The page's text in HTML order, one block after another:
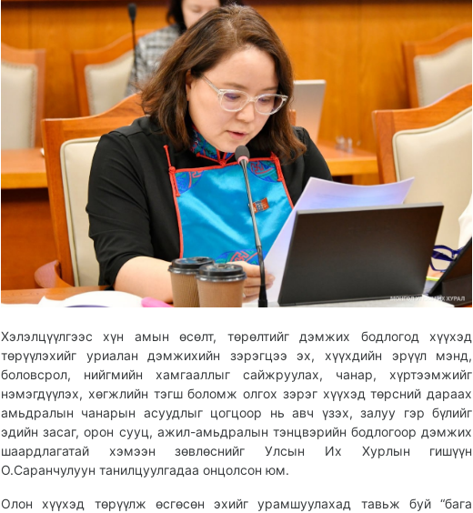
Хэлэлцүүлгээс хүн амын өсөлт, төрөлтийг дэмжих бодлогод хүүхэд
төрүүлэхийг уриалан дэмжихийн зэрэгцээ эх, хүүхдийн эрүүл мэнд,
боловсрол, нийгмийн хамгааллыг сайжруулах, чанар, хүртээмжийг
нэмэгдүүлэх, хөгжлийн тэгш боломж олгох зэрэг хүүхэд төрсний дараах
амьдралын чанарын асуудлыг цогцоор нь авч үзэх, залуу гэр бүлийг
эдийн засаг, орон сууц, ажил-амьдралын тэнцвэрийн бодлогоор дэмжих
шаардлагатай хэмээн зөвлөснийг Улсын Их Хурлын гишүүн
О.Саранчулуун танилцуулгадаа онцолсон юм.
Олон хүүхэд төрүүлж өсгөсөн эхийг урамшуулахад тавьж буй “бага